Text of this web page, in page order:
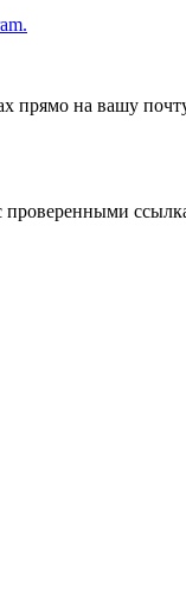
прямо на вашу